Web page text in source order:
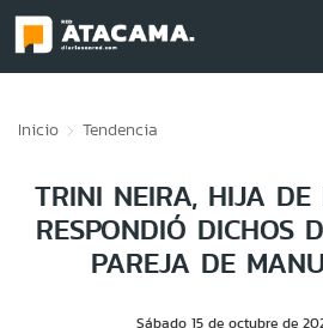
Inicio Tendencia
TRINI NEIRA, HIJA
RESPONDIÓ DICHOS
PAREJA DE
Sábado 15 de octubre de